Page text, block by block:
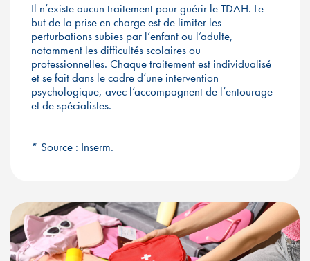
Il n’existe aucun traitement pour guérir le TDAH. Le
but de la prise en charge est de limiter les
perturbations subies par l’enfant ou l’adulte,
notamment les difficultés scolaires ou
professionnelles. Chaque traitement est individualisé
et se fait dans le cadre d’une intervention
psychologique, avec l’accompagnent de l’entourage
et de spécialistes.
* Source : Inserm.